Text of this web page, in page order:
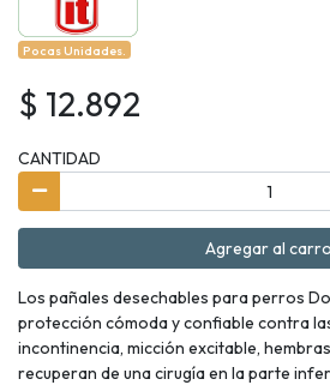
Pocas Unidades.
$ 12.892
CANTIDAD
Agregar al carro
Los pañales desechables para perros
protección cómoda y confiable contra
incontinencia, micción excitable,
recuperan de una cirugía en la parte